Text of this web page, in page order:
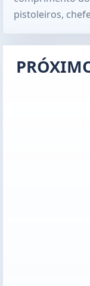
pistoleiros,